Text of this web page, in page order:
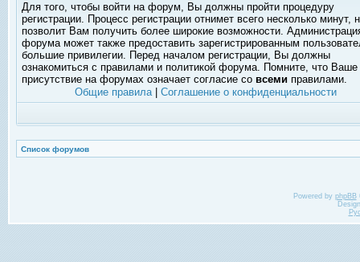
Для того, чтобы войти на форум, Вы должны пройти процедуру
регистрации. Процесс регистрации отнимет всего несколько минут,
позволит Вам получить более широкие возможности.
форума может также предоставить зарегистрированным
большие привилегии. Перед началом регистрации, Вы должны
ознакомиться с правилами и политикой форума. Помните, что Ваше
присутствие на форумах означает согласие со всеми правилами.
Общие правила| Соглашение о конфиденциальности
Список форумов
Powered by phpBB